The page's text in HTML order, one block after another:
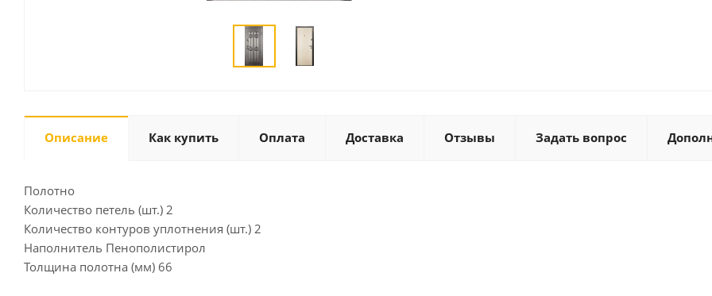
Описание Как купить Оплата Доставка Отзывы Задать вопрос
Полотно
Количество петель (шт.) 2
Количество контуров уплотнения (шт.) 2
Наполнитель Пенополистирол
Толщина полотна (мм) 66